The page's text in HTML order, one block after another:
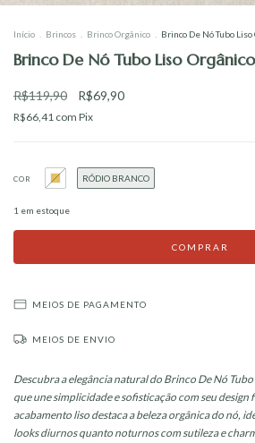
Início Brincos Brinco Orgânico Brinco De Nó Tubo Liso
Brinco De Nó Tubo Liso Orgânico
R$119,90 R$69,90
R$66,41 com Pix
COR RÓDIO BRANCO
1 em estoque
MEIOS DE PAGAMENTO
MEIOS DE ENVIO
Descubra a elegância natural do Brinco De Nó
que une simplicidade e sofisticação com seu
acabamento liso destaca a beleza orgânica do nó,
looks diurnos quanto noturnos com sutileza e